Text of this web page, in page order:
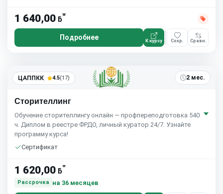
1 640,00 ƃ*
Подробнее К курсу Сохр. Сравн.
ЦАППКК 4.5(17) 2 мес.
Сторителлинг
Обучение сторителлингу онлайн — профпереподготовка 540
ч. Диплом в реестре ФРДО, личный куратор 24/7. Узнайте
программу курса!
Сертификат
1 620,00 ƃ*
Рассрочка на 36 месяцев